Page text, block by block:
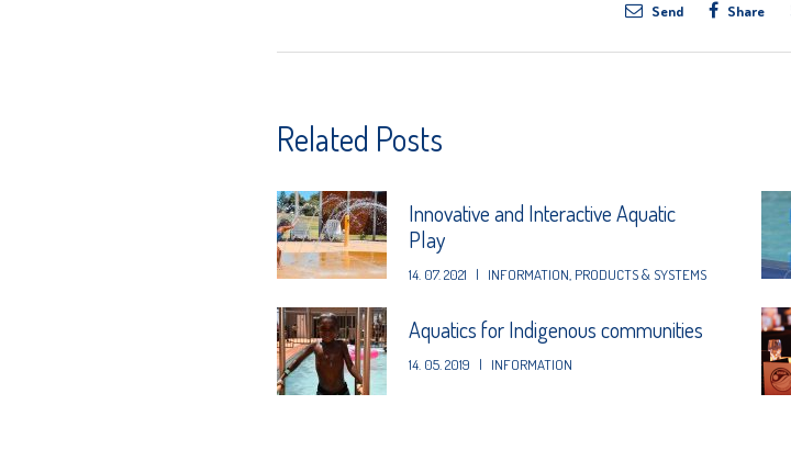
Send Share
Related Posts
Innovative and Interactive Aquatic
Play
14. 07. 2021 | INFORMATION PRODUCTS & SYSTEMS
Aquatics for Indigenous communities
14. 05. 2019 | INFORMATION